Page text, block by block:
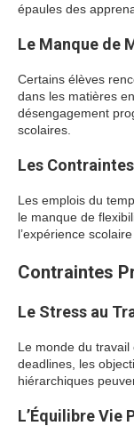
épaules des
Le Manque de
Certains élèves
dans les matières
désengagement
scolaires.
Les
Les emplois du
le manque de
l’expérience
Contraintes
Le Stress au
Le monde du
deadlines, les
hiérarchiques
L’Équilibre Vie